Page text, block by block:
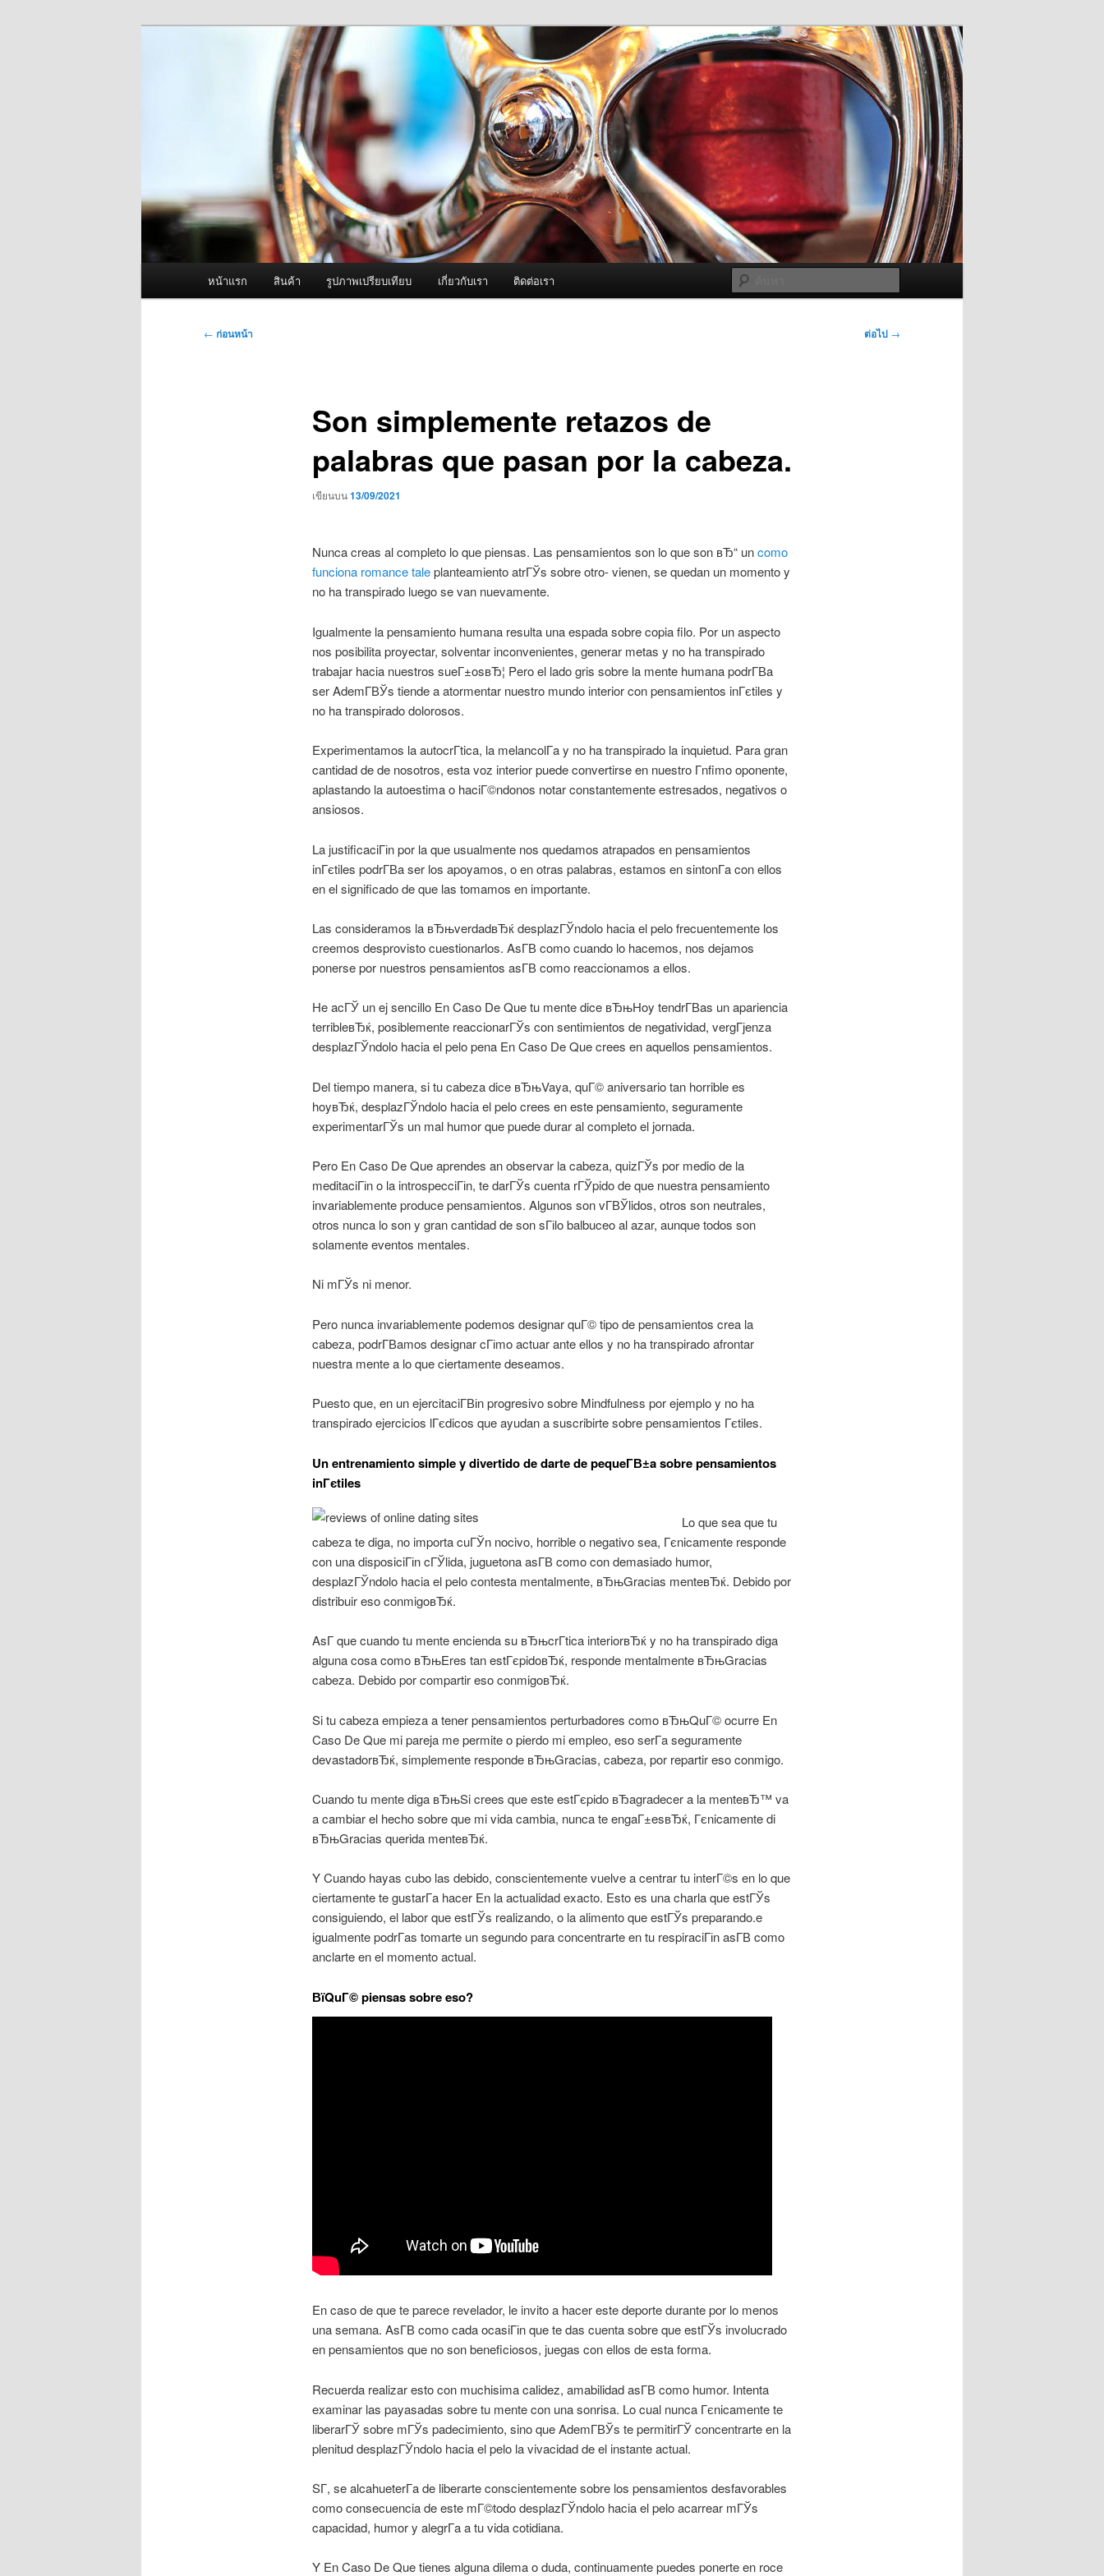
ผู้นำเข้าเครื่องพ่นหมอกควัน Best Fogger /
Fogger One และ อะไหล่
จำหน่ายเครื่องพ่นหมอกควัน คุณภาพดี บริการด้วยความจริงใจ
หน้าแรก สินค้า รูปภาพเปรียบเทียบ เกี่ยวกับเรา ติดต่อเรา
เมนู
← ก่อนหน้า ต่อไป →
Son simplemente retazos de
palabras que pasan por la cabeza.
เขียนบน13/09/2021
Nunca creas al completo lo que piensas. Las pensamientos son lo que son вЂ“ uncomo
funciona romance taleplanteamiento atrГЎs sobre otro- vienen, se quedan un momento y
no ha transpirado luego se van nuevamente.
Igualmente la pensamiento humana resulta una espada sobre copia filo. Por un aspecto
nos posibilita proyectar, solventar inconvenientes, generar metas y no ha transpirado
trabajar hacia nuestros sueГ±osвЂ¦ Pero el lado gris sobre la mente humana podrГ­В­a
ser AdemГ­ВЎs tiende a atormentar nuestro mundo interior con pensamientos inГєtiles y
no ha transpirado dolorosos.
Experimentamos la autocrГ­tica, la melancolГ­a y no ha transpirado la inquietud. Para gran
cantidad de de nosotros, esta voz interior puede convertirse en nuestro Г­nfimo oponente,
aplastando la autoestima o haciГ©ndonos notar constantemente estresados, negativos o
ansiosos.
La justificaciГіn por la que usualmente nos quedamos atrapados en pensamientos
inГєtiles podrГ­В­a ser los apoyamos, o en otras palabras, estamos en sintonГ­a con ellos
en el significado de que las tomamos en importante.
Las consideramos la вЂњverdadвЂќ desplazГЎndolo hacia el pelo frecuentemente los
creemos desprovisto cuestionarlos. AsГ­В­ como cuando lo hacemos, nos dejamos
ponerse por nuestros pensamientos asГ­В­ como reaccionamos a ellos.
He acГЎ un ej sencillo En Caso De Que tu mente dice вЂњHoy tendrГ­В­as un apariencia
terribleвЂќ, posiblemente reaccionarГЎs con sentimientos de negatividad, vergГјenza
desplazГЎndolo hacia el pelo pena En Caso De Que crees en aquellos pensamientos.
Del tiempo manera, si tu cabeza dice вЂњVaya, quГ© aniversario tan horrible es
hoyвЂќ, desplazГЎndolo hacia el pelo crees en este pensamiento, seguramente
experimentarГЎs un mal humor que puede durar al completo el jornada.
Pero En Caso De Que aprendes an observar la cabeza, quizГЎs por medio de la
meditaciГіn o la introspecciГіn, te darГЎs cuenta rГЎpido de que nuestra pensamiento
invariablemente produce pensamientos. Algunos son vГ­ВЎlidos, otros son neutrales,
otros nunca lo son y gran cantidad de son sГіlo balbuceo al azar, aunque todos son
solamente eventos mentales.
Ni mГЎs ni menor.
Pero nunca invariablemente podemos designar quГ© tipo de pensamientos crea la
cabeza, podrГ­В­amos designar cГіmo actuar ante ellos y no ha transpirado afrontar
nuestra mente a lo que ciertamente deseamos.
Puesto que, en un ejercitaciГ­Віn progresivo sobre Mindfulness por ejemplo y no ha
transpirado ejercicios lГєdicos que ayudan a suscribirte sobre pensamientos Гєtiles.
Un entrenamiento simple y divertido de darte de pequeГ­В±a sobre pensamientos
inГєtiles
Lo que sea que tu
cabeza te diga, no importa cuГЎn nocivo, horrible o negativo sea, Гєnicamente responde
con una disposiciГіn cГЎlida, juguetona asГ­В­ como con demasiado humor,
desplazГЎndolo hacia el pelo contesta mentalmente, вЂњGracias menteвЂќ. Debido por
distribuir eso conmigoвЂќ.
AsГ­ que cuando tu mente encienda su вЂњcrГ­tica interiorвЂќ y no ha transpirado diga
alguna cosa como вЂњEres tan estГєpidoвЂќ, responde mentalmente вЂњGracias
cabeza. Debido por compartir eso conmigoвЂќ.
Si tu cabeza empieza a tener pensamientos perturbadores como вЂњQuГ© ocurre En
Caso De Que mi pareja me permite o pierdo mi empleo, eso serГ­a seguramente
devastadorвЂќ, simplemente responde вЂњGracias, cabeza, por repartir eso conmigo.
Cuando tu mente diga вЂњSi crees que este estГєpido вЂagradecer a la menteвЂ™ va
a cambiar el hecho sobre que mi vida cambia, nunca te engaГ±esвЂќ, Гєnicamente di
вЂњGracias querida menteвЂќ.
Y Cuando hayas cubo las debido, conscientemente vuelve a centrar tu interГ©s en lo que
ciertamente te gustarГ­a hacer En la actualidad exacto. Esto es una charla que estГЎs
consiguiendo, el labor que estГЎs realizando, o la alimento que estГЎs preparando.e
igualmente podrГ­as tomarte un segundo para concentrarte en tu respiraciГіn asГ­В­ como
anclarte en el momento actual.
ВїQuГ© piensas sobre eso?
En caso de que te parece revelador, le invito a hacer este deporte durante por lo menos
una semana. AsГ­В­ como cada ocasiГіn que te das cuenta sobre que estГЎs involucrado
en pensamientos que no son beneficiosos, juegas con ellos de esta forma.
Recuerda realizar esto con muchisima calidez, amabilidad asГ­В­ como humor. Intenta
examinar las payasadas sobre tu mente con una sonrisa. Lo cual nunca Гєnicamente te
liberarГЎ sobre mГЎs padecimiento, sino que AdemГ­ВЎs te permitirГЎ concentrarte en la
plenitud desplazГЎndolo hacia el pelo la vivacidad de el instante actual.
SГ­, se alcahueterГ­a de liberarte conscientemente sobre los pensamientos desfavorables
como consecuencia de este mГ©todo desplazГЎndolo hacia el pelo acarrear mГЎs
capacidad, humor y alegrГ­a a tu vida cotidiana.
Y En Caso De Que tienes alguna dilema o duda, continuamente puedes ponerte en roce